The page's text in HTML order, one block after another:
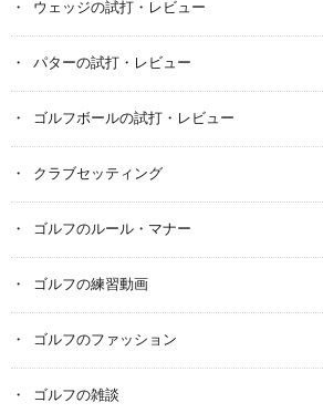
ウェッジの試打・レビュー
パターの試打・レビュー
ゴルフボールの試打・レビュー
クラブセッティング
ゴルフのルール・マナー
ゴルフの練習動画
ゴルフのファッション
ゴルフの雑談